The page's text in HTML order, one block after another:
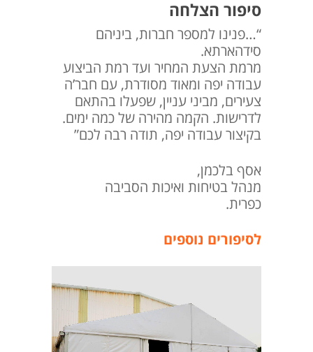
סיפור הצלחה
“…פנינו למספר חברות, ביניהם
סידהארתא.
מרמת הצעת המחיר ועד רמת הביצוע
עבודה יפה ומאוד מסודרת, עם חבר’ה
צעירים, מביני עניין, שפעלו בהתאם
לדרישות. הקמה מהירה של כמה ימים.
בקיצור עבודה יפה, תודה רבה לכם”
אסף בלכמן,
מנהל בטיחות ואיכות הסביבה
כפרית.
לסיפורים נוספים